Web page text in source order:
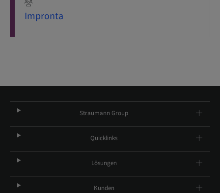
Impronta
Straumann Group
Quicklinks
Lösungen
Kunden